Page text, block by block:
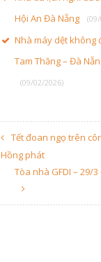
Hội An Đà Nẵng
Nhà máy dệt không
Tam Thăng – Đà
(09/02/2026)
Tết đoan ngọ trên
Hồng phát
Tòa nhà GFDI – 29/